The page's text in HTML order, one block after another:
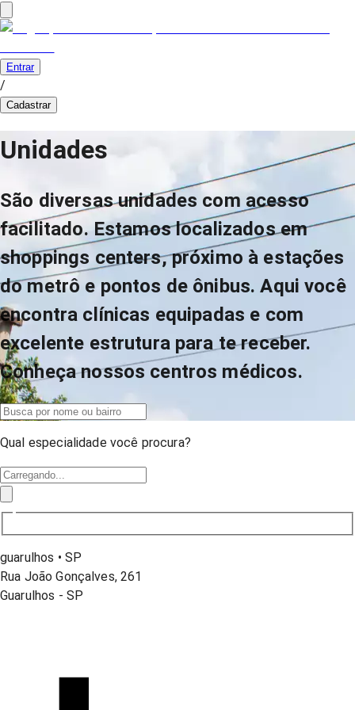
Entrar
/
Cadastrar
Unidades
São diversas unidades com acesso
facilitado. Estamos localizados em
shoppings centers, próximo à estações
do metrô e pontos de ônibus. Aqui você
encontra clínicas equipadas e com
excelente estrutura para te receber.
Conheça nossos centros médicos.
Qual especialidade você procura?
guarulhos • SP
Rua João Gonçalves, 261
Guarulhos - SP